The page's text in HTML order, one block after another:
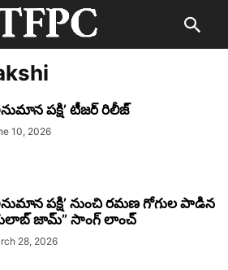
పక్షి’ టీజర్ రిలీజ్
10, 2026
పక్షి’ నుంచి రమణ గోగుల పాడిన
జామ్” సాంగ్ లాంచ్
28, 2026